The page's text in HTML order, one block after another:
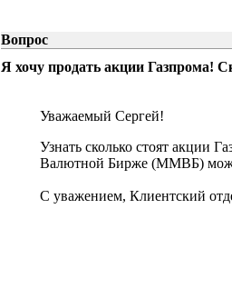
Вопрос
Я хочу продать акции Газпрома!
Уважаемый Сергей!
Узнать сколько стоят акции
Валютной Бирже (ММВБ)
С уважением, Клиентский